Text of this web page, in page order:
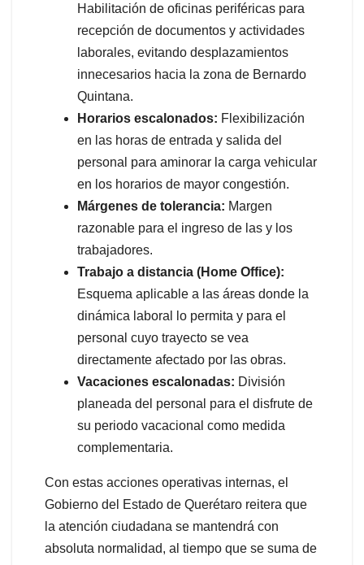
Habilitación de oficinas periféricas para
recepción de documentos y actividades
laborales, evitando desplazamientos
innecesarios hacia la zona de Bernardo
Quintana.
Horarios escalonados: Flexibilización
en las horas de entrada y salida del
personal para aminorar la carga vehicular
en los horarios de mayor congestión.
Márgenes de tolerancia: Margen
razonable para el ingreso de las y los
trabajadores.
Trabajo a distancia (Home Office):
Esquema aplicable a las áreas donde la
dinámica laboral lo permita y para el
personal cuyo trayecto se vea
directamente afectado por las obras.
Vacaciones escalonadas: División
planeada del personal para el disfrute de
su periodo vacacional como medida
complementaria.
Con estas acciones operativas internas, el
Gobierno del Estado de Querétaro reitera que
la atención ciudadana se mantendrá con
absoluta normalidad, al tiempo que se suma de